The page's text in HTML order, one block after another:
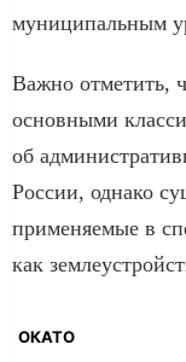
муниципальным
Важно
основными
об
России, однако
применяемые в
как
ОКАТО